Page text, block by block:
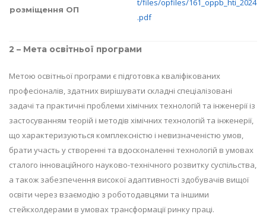
розміщення ОП
t/files/opfiles/161_oppb_hti_2024
.pdf
2 – Мета освітньої програми
Метою освітньої програми є підготовка кваліфікованих
професіоналів, здатних вирішувати складні спеціалізовані
задачі та практичні проблеми хімічних технологій та інженерії із
застосуванням теорій і методів хімічних технологій та інженерії,
що характеризуються комплексністю і невизначеністю умов,
брати участь у створенні та вдосконаленні технологій в умовах
сталого інноваційного науково-технічного розвитку суспільства,
а також забезпечення високої адаптивності здобувачів вищої
освіти через взаємодію з роботодавцями та іншими
стейкхолдерами в умовах трансформації ринку праці.